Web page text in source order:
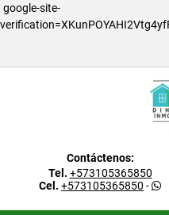
google-site-
Contáctenos:
Tel. +573105365850
Cel. +573105365850 -